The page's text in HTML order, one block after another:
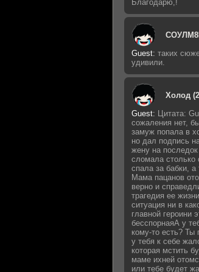
Благодарю,!
Guest: таких
удивили.
Холод
Guest: Цитата:
сожаления нет,
замуж попала в
но дал подпись
жену на
сломала
спала за бабки,
Мама пацанов
верно и
трагедия ее
ситуация ни в
главной героини
бесспорнаяА у
кому-то есть? Ты
у тебя к себе
которая мстить
маме ихней
или тебе будет